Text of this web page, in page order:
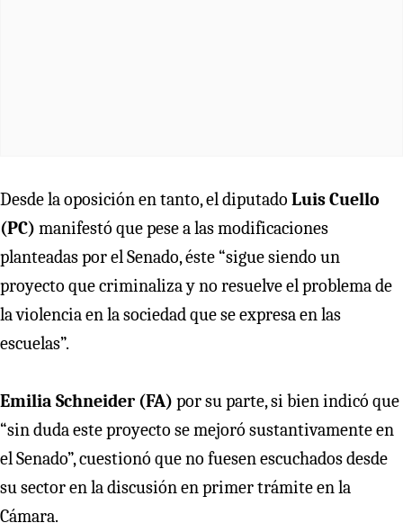
Desde la oposición en tanto, el diputado Luis Cuello
(PC) manifestó que pese a las modificaciones
planteadas por el Senado, éste “sigue siendo un
proyecto que criminaliza y no resuelve el problema de
la violencia en la sociedad que se expresa en las
escuelas”.
Emilia Schneider (FA) por su parte, si bien indicó que
“sin duda este proyecto se mejoró sustantivamente en
el Senado”, cuestionó que no fuesen escuchados desde
su sector en la discusión en primer trámite en la
Cámara.